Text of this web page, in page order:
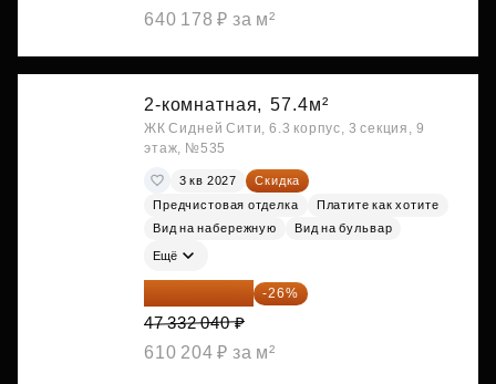
640 178 ₽ за м²
2-комнатная, 57.4м²
ЖК Сидней Сити, 6.3 корпус, 3 секция, 9
этаж, №535
3 кв 2027
Скидка
Предчистовая отделка
Платите как хотите
Вид на набережную
Вид на бульвар
Ещё
35 025 710 ₽ -26%
47 332 040 ₽
610 204 ₽ за м²